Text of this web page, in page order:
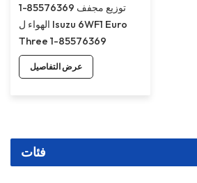
1-85576369 توزيع مجفف
الهواء ل Isuzu 6WF1 Euro
Three 1-85576369
عرض التفاصيل
فئات